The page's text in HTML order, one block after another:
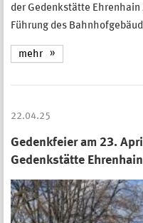
der Gedenkstätte
Führung des
mehr
22.04.25
Gedenkfeier am 23.
Gedenkstätte